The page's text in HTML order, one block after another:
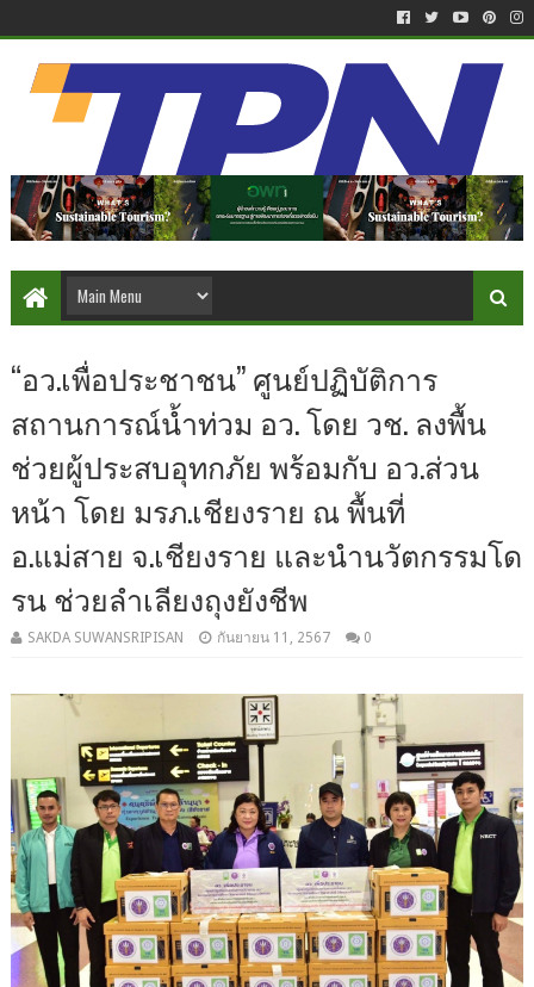
“อว.เพื่อประชาชน” ศูนย์ปฏิบัติการ
สถานการณ์น้ำท่วม อว. โดย วช. ลงพื้น
ช่วยผู้ประสบอุทกภัย พร้อมกับ อว.ส่วน
หน้า โดย มรภ.เชียงราย ณ พื้นที่
อ.แม่สาย จ.เชียงราย และนำนวัตกรรมโด
รน ช่วยลำเลียงถุงยังชีพ
SAKDA SUWANSRIPISAN กันยายน 11, 2567 0